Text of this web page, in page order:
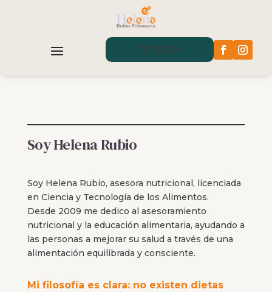
RECETAS
Soy Helena Rubio
Soy Helena Rubio, asesora nutricional, licenciada
en Ciencia y Tecnología de los Alimentos.
Desde 2009 me dedico al asesoramiento
nutricional y la educación alimentaria, ayudando a
las personas a mejorar su salud a través de una
alimentación equilibrada y consciente.
Mi filosofía es clara: no existen dietas